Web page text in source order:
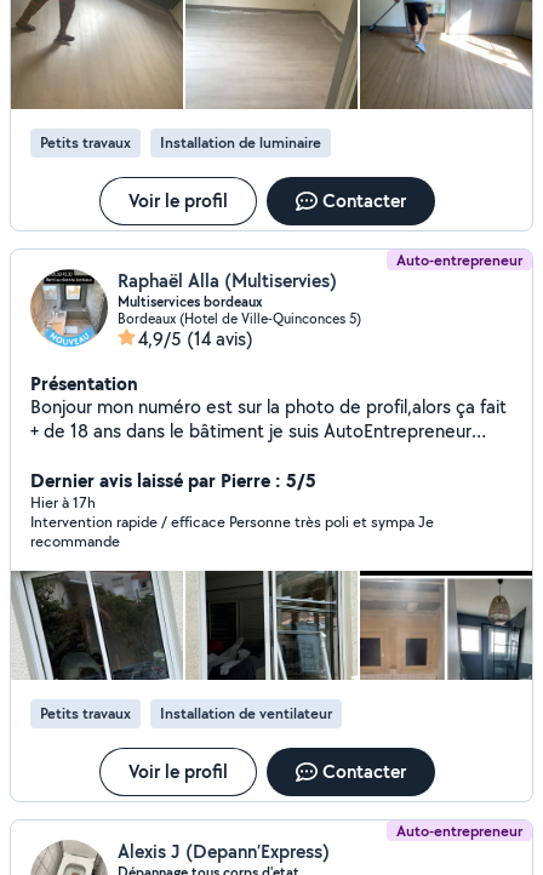
Petits travaux Installation de luminaire
Voir le profil Contacter
Auto-entrepreneur
Raphaël Alla (Multiservies)
Multiservices bordeaux
Bordeaux (Hotel de Ville-Quinconces 5)
4,9/5 (14 avis)
Présentation
Bonjour mon numéro est sur la photo de profil,alors ça fait
+ de 18 ans dans le bâtiment je suis AutoEntrepreneur
besoin de mes services n'hésitez pas à me contacter
même si vous avez besoin de conseils vous êtes
bienvenus, alors j'ai tout ce qu'il faut en matériel
professionnel,je vous propose mes services
Placo,peinture,sols,aménagements
intérieurs,menuiseries.démolition,maçonnerie,carrelage,lin
o,parquet
Dernier avis laissé par Pierre : 5/5
Hier à 17h
Intervention rapide / efficace Personne très poli et sympa Je
recommande
Petits travaux Installation de ventilateur
Voir le profil Contacter
Auto-entrepreneur
Alexis J (Depann’Express)